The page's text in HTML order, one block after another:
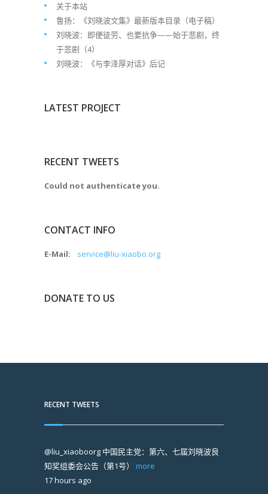
关于本站
鲁扬：《刘晓波文集》最新版本目录（电子稿）
刘晓波：即便徒劳、也要抗争——始于悲剧，终
于悲剧（4）
刘晓波：《与李泽厚对话》后记
LATEST PROJECT
RECENT TWEETS
Could not authenticate you.
CONTACT INFO
E-Mail: service@liu-xiaobo.org
DONATE TO US
RECENT TWEETS
@liu_xiaoboorg 中国民主党：第六、七届刘晓波良
知奖组委会公告（第1号） more
17 hours ago